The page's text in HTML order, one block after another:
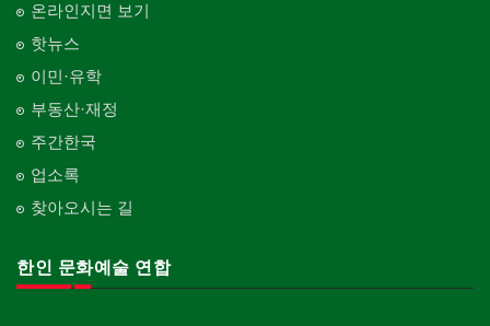
온라인지면 보기
핫뉴스
이민·유학
부동산·재정
주간한국
업소록
찾아오시는 길
한인 문화예술 연합